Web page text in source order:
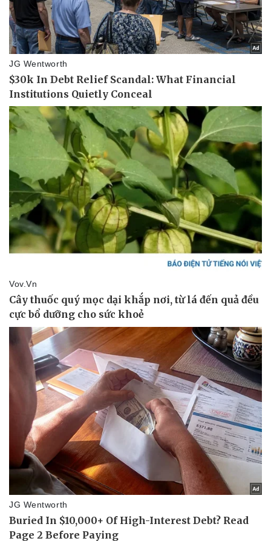
Pháp luật
Vụ án
Tin nóng
Tư vấn luật
Quân sự - Quốc phòng
Vũ khí
Việt Nam
Phân tích